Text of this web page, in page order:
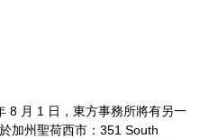
8 月 1 日，東方事務所將有另一
加州聖荷西市：351 South